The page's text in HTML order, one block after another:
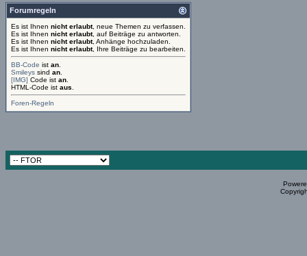
Forumregeln
Es ist Ihnen nicht erlaubt, neue Themen zu verfassen.
Es ist Ihnen nicht erlaubt, auf Beiträge zu antworten.
Es ist Ihnen nicht erlaubt, Anhänge hochzuladen.
Es ist Ihnen nicht erlaubt, Ihre Beiträge zu bearbeiten.
BB-Code ist an
Smileys sind an
[IMG] Code ist an
HTML-Code ist aus
Foren-Regeln